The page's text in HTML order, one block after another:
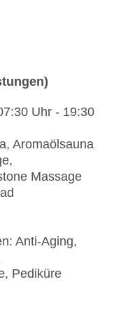
Uhr - 19:30
Aromaölsauna
Massage
Anti-Aging,
Pediküre